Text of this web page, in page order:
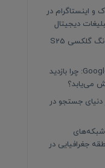
اینستاگرام در
بررسی کامل و جامع گوشی سامسونگ گلکسی S25
پدیده «Spike و Drop» در Google News: چرا بازدید
می‌یابد؟
جستجو در
شبکه‌های
جغرافیایی در